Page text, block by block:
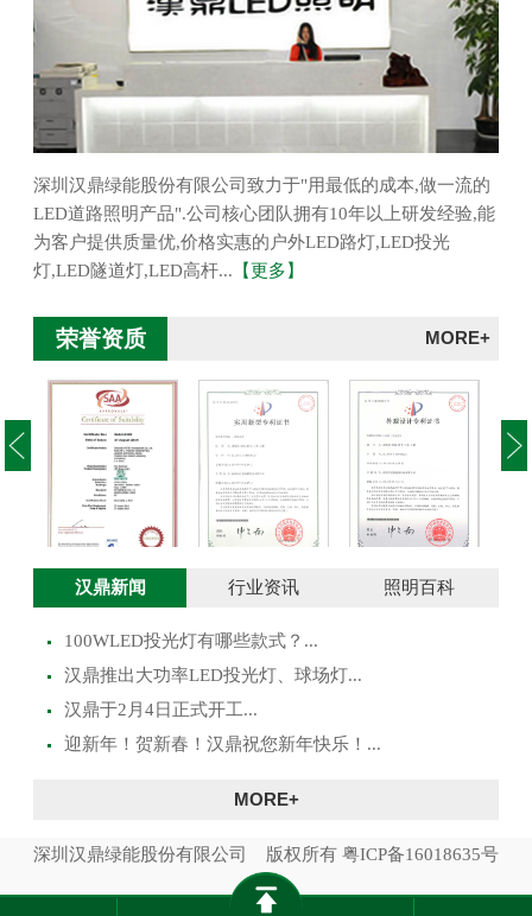
深圳汉鼎绿能股份有限公司致力于"用最低的成本,做一流的
LED道路照明产品".公司核心团队拥有10年以上研发经验,能
为客户提供质量优,价格实惠的户外LED路灯,LED投光
灯,LED隧道灯,LED高杆... 【更多】
荣誉资质 MORE+
澳大利亚SAA证
书
投光灯实用新型
投光灯外观设计
汉鼎新闻 行业资讯 照明百科
100WLED投光灯有哪些款式？...
​汉鼎推出大功率LED投光灯、球场灯...
汉鼎于2月4日正式开工...
迎新年！贺新春！汉鼎祝您新年快乐！...
MORE+
深圳汉鼎绿能股份有限公司 版权所有 粤ICP备16018635号